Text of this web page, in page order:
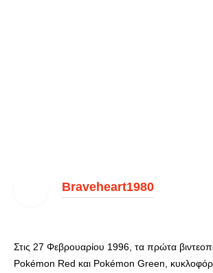
Braveheart1980
Στις 27 Φεβρουαρίου 1996, τα πρώτα
Pokémon Red και Pokémon Green,